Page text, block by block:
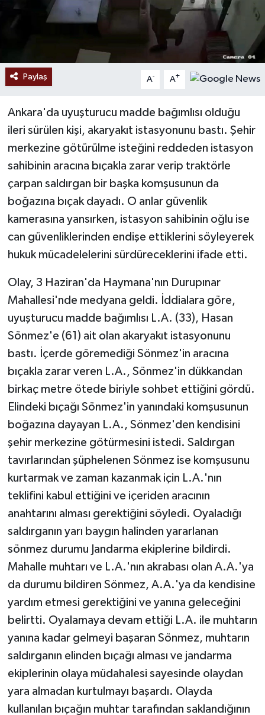
Paylaş A- A+
Ankara'da uyuşturucu madde bağımlısı olduğu
ileri sürülen kişi, akaryakıt istasyonunu bastı. Şehir
merkezine götürülme isteğini reddeden istasyon
sahibinin aracına bıçakla zarar verip traktörle
çarpan saldırgan bir başka komşusunun da
boğazına bıçak dayadı. O anlar güvenlik
kamerasına yansırken, istasyon sahibinin oğlu ise
can güvenliklerinden endişe ettiklerini söyleyerek
hukuk mücadelelerini sürdüreceklerini ifade etti.
Olay, 3 Haziran'da Haymana'nın Durupınar
Mahallesi'nde medyana geldi. İddialara göre,
uyuşturucu madde bağımlısı L.A. (33), Hasan
Sönmez'e (61) ait olan akaryakıt istasyonunu
bastı. İçerde göremediği Sönmez'in aracına
bıçakla zarar veren L.A., Sönmez'in dükkandan
birkaç metre ötede biriyle sohbet ettiğini gördü.
Elindeki bıçağı Sönmez'in yanındaki komşusunun
boğazına dayayan L.A., Sönmez'den kendisini
şehir merkezine götürmesini istedi. Saldırgan
tavırlarından şüphelenen Sönmez ise komşusunu
kurtarmak ve zaman kazanmak için L.A.'nın
teklifini kabul ettiğini ve içeriden aracının
anahtarını alması gerektiğini söyledi. Oyaladığı
saldırganın yarı baygın halinden yararlanan
sönmez durumu Jandarma ekiplerine bildirdi.
Mahalle muhtarı ve L.A.'nın akrabası olan A.A.'ya
da durumu bildiren Sönmez, A.A.'ya da kendisine
yardım etmesi gerektiğini ve yanına geleceğini
belirtti. Oyalamaya devam ettiği L.A. ile muhtarın
yanına kadar gelmeyi başaran Sönmez, muhtarın
saldırganın elinden bıçağı alması ve jandarma
ekiplerinin olaya müdahalesi sayesinde olaydan
yara almadan kurtulmayı başardı. Olayda
kullanılan bıçağın muhtar tarafından saklandığının